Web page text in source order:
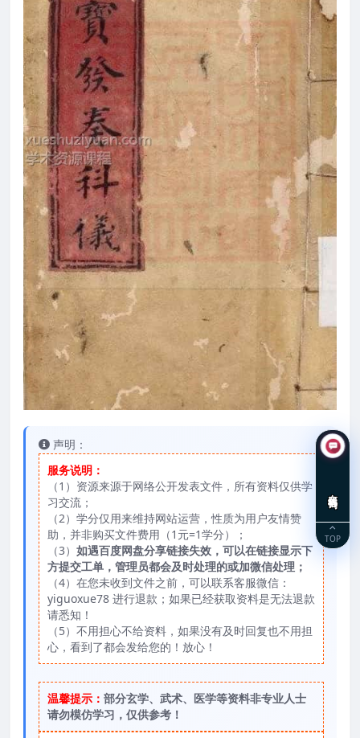
声明：
服务说明：
（1）资源来源于网络公开发表文件，所有资料仅供学
习交流；
（2）学分仅用来维持网站运营，性质为用户友情赞
助，并非购买文件费用（1元=1学分）；
（3） 如遇百度网盘分享链接失效，可以在链接显示下
方提交工单，管理员都会及时处理的或加微信处理；
（4）在您未收到文件之前，可以联系客服微信：
yiguoxue78 进行退款；如果已经获取资料是无法退款
请悉知！
（5）不用担心不给资料，如果没有及时回复也不用担
心，看到了都会发给您的！放心！
温馨提示： 部分玄学、武术、医学等资料非专业人士
请勿模仿学习，仅供参考！
TOP